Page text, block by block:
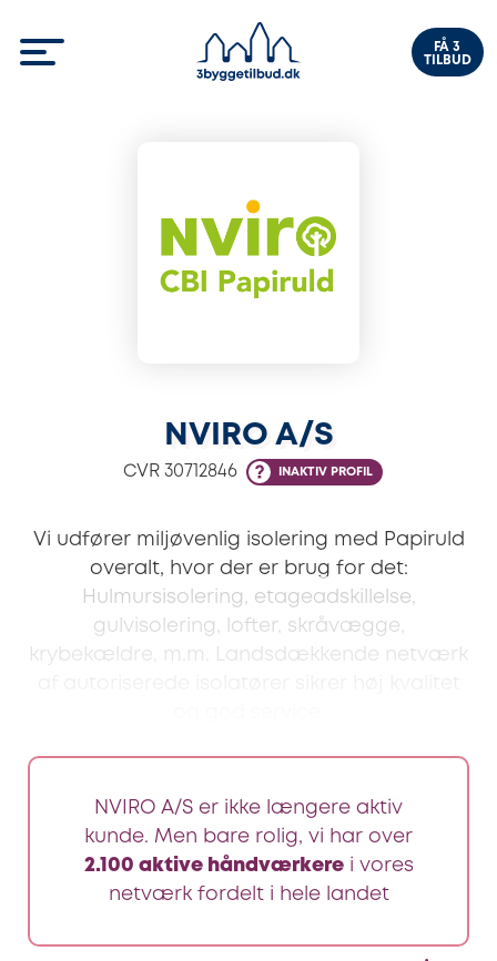
FÅ 3
TILBUD
NVIRO A/S
CVR 30712846 INAKTIV PROFIL
Vi udfører miljøvenlig isolering med Papiruld
overalt, hvor der er brug for det:
Hulmursisolering, etageadskillelse,
gulvisolering, lofter, skråvægge,
krybekældre, m.m. Landsdækkende netværk
NVIRO A/S er ikke længere aktiv
kunde. Men bare rolig, vi har over
2.100 aktive håndværkerei vores
netværk fordelt i hele landet